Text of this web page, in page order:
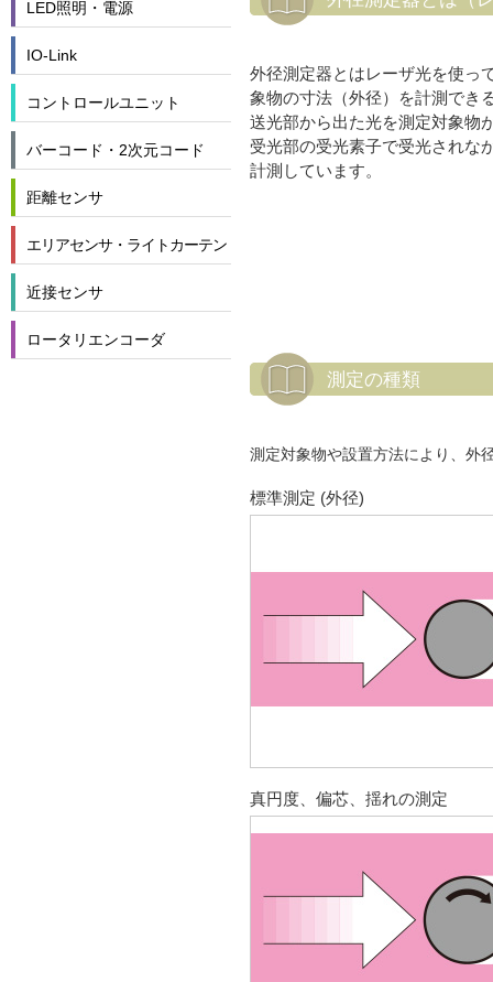
LED照明・電源
IO-Link
コントロールユニット
バーコード・2次元コード
距離センサ
エリアセンサ・ライトカーテン
近接センサ
ロータリエンコーダ
外径測定器とはレーザ光を使っ
象物の寸法（外径）を計測でき
送光部から出た光を測定対象物
受光部の受光素子で受光されな
計測しています。
測定の種類
測定対象物や設置方法により、外
標準測定 (外径)
真円度、偏芯、揺れの測定